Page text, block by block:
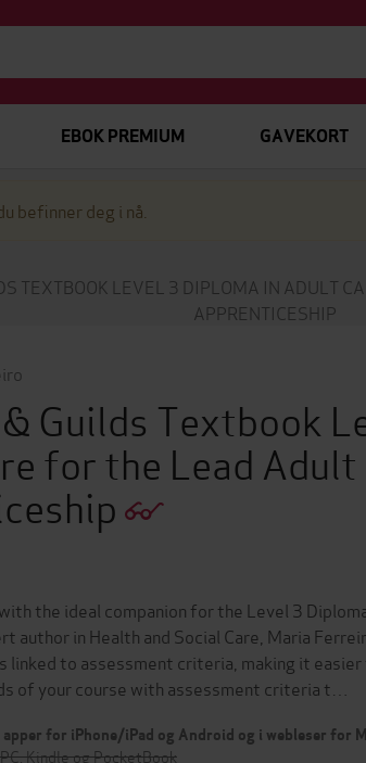
EBOK PREMIUM GAVEKORT
befinner deg i nå.
TEXTBOOK LEVEL 3 DIPLOMA IN ADULT
APPRENTICESHIP
Guilds Textbook
for the Lead
the ideal companion for the Level 3
author in Health and Social Care, Maria
linked to assessment criteria, making it
of your course with assessment criteria t…
apper for iPhone/iPad og Android og i webleser for
Kindle og PocketBook